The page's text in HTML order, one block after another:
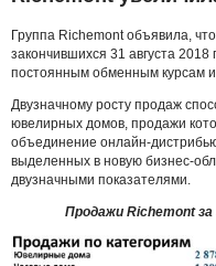
Группа Richemont объявила,
закончившихся 31 августа
постоянным обменным курсам
Двузначному росту продаж
ювелирных домов, продажи
объединение онлайн-
выделенных в новую бизнес-
двузначными показателями.
Продажи Richemont за